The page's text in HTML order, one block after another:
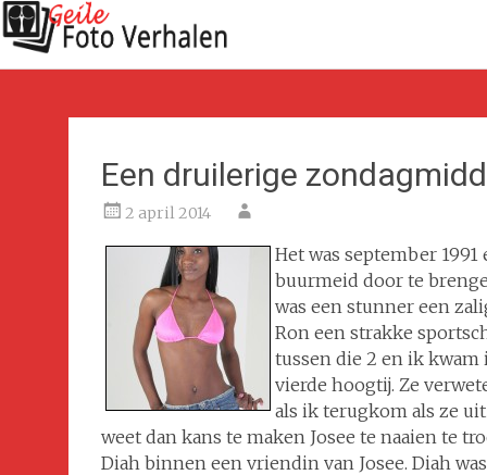
Een druilerige
2 april 2014
Het was september
buurmeid door te
was een stunner een
Ron een strakke
tussen die 2 en ik
vierde hoogtij. Ze
als ik terugkom als ze uit
weet dan kans te maken Josee te naaien te
Diah binnen een vriendin van Josee. Diah